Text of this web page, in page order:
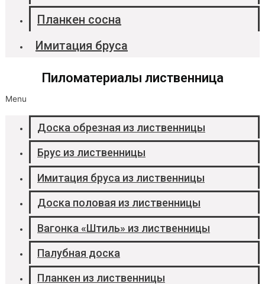
Планкен сосна
Имитация бруса
Пиломатериалы лиственница
Menu
Доска обрезная из лиственницы
Брус из лиственницы
Имитация бруса из лиственницы
Доска половая из лиственницы
Вагонка «Штиль» из лиственницы
Палубная доска
Планкен из лиственницы